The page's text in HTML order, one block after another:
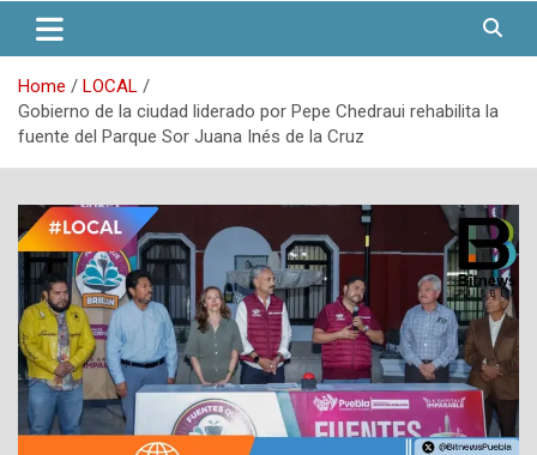
Home
LOCAL
Gobierno de la ciudad liderado por Pepe Chedraui rehabilita la
fuente del Parque Sor Juana Inés de la Cruz